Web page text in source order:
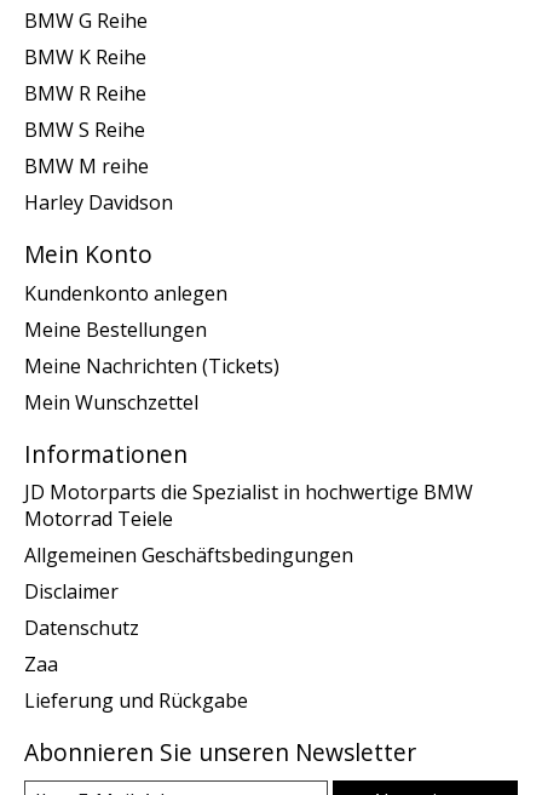
BMW G Reihe
BMW K Reihe
BMW R Reihe
BMW S Reihe
BMW M reihe
Harley Davidson
Mein Konto
Kundenkonto anlegen
Meine Bestellungen
Meine Nachrichten (Tickets)
Mein Wunschzettel
Informationen
JD Motorparts die Spezialist in hochwertige BMW
Motorrad Teiele
Allgemeinen Geschäftsbedingungen
Disclaimer
Datenschutz
Zaa
Lieferung und Rückgabe
Abonnieren Sie unseren Newsletter